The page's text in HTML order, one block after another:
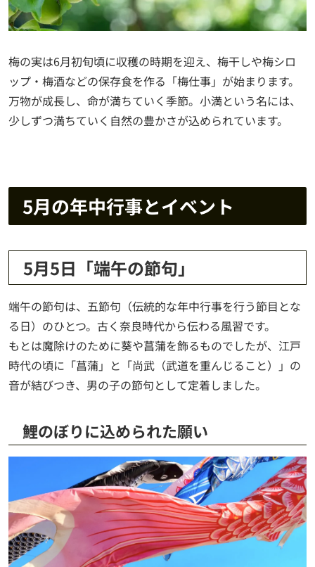
梅の実は6月初旬頃に収穫の時期を迎え、梅干しや梅シロ
ップ・梅酒などの保存食を作る「梅仕事」が始まります。
万物が成長し、命が満ちていく季節。小満という名には、
少しずつ満ちていく自然の豊かさが込められています。
5月の年中行事とイベント
5月5日「端午の節句」
端午の節句は、五節句（伝統的な年中行事を行う節目とな
る日）のひとつ。古く奈良時代から伝わる風習です。
もとは魔除けのために葵や菖蒲を飾るものでしたが、江戸
時代の頃に「菖蒲」と「尚武（武道を重んじること）」の
音が結びつき、男の子の節句として定着しました。
鯉のぼりに込められた願い